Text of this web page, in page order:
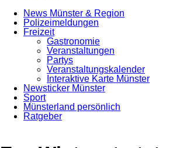
News Münster & Region
Polizeimeldungen
Freizeit
Gastronomie
Veranstaltungen
Partys
Veranstaltungskalender
Interaktive Karte Münster
Newsticker Münster
Sport
Münsterland persönlich
Ratgeber